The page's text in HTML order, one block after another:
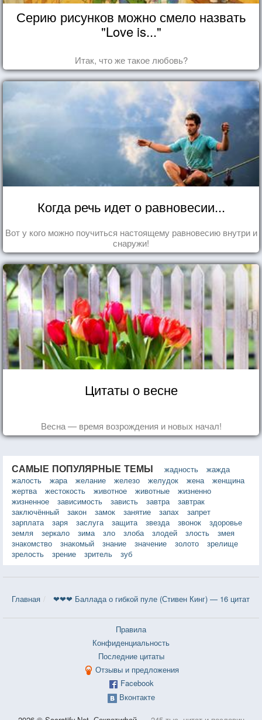
Серию рисунков можно смело назвать
"Love is..."
Итак, что же такое любовь?
Когда речь идет о равновесии...
Вот у кого можно поучиться настоящему равновесию внутри и
снаружи!
Цитаты о весне
Весна — время возрождения и новых начал!
САМЫЕ ПОПУЛЯРНЫЕ ТЕМЫ жадность
жажда
жалость
жара желание железо желудок жена
женщина
жертва
жестокость животное животные
жизненно
жизненное
зависимость зависть завтра
завтрак
заключённый
закон замок занятие запах
запрет
зарплата
заря заслуга защита звезда звонок
здоровье
земля
зеркало зима зло злоба злодей злость
змея
знакомство
знакомый знание значение золото
зрелище
зрелость
зрение зритель зуб
Главная ❤❤❤ Баллада о гибкой пуле (Стивен Кинг) — 16 цитат
Правила
Конфиденциальность
Последние цитаты
Отзывы и предложения
Facebook
Вконтакте